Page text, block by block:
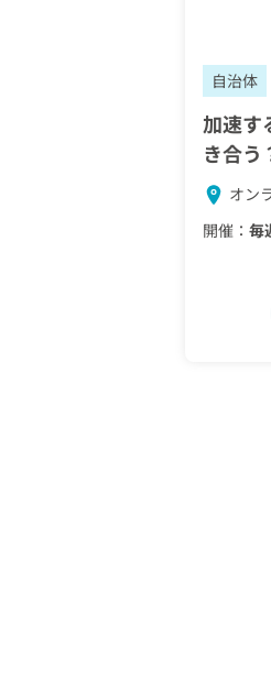
自治体
加速す
き合う
公立園
オン
開催： 毎